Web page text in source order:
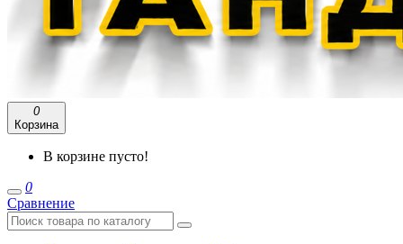
0
Корзина
В корзине пусто!
0
Сравнение